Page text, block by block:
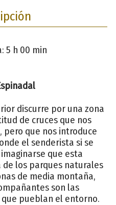
5 h 00 min
discurre por una zona
de cruces que nos
pero que nos introduce
el senderista si se
que esta
los parques naturales
de media montaña,
son las
pueblan el entorno.